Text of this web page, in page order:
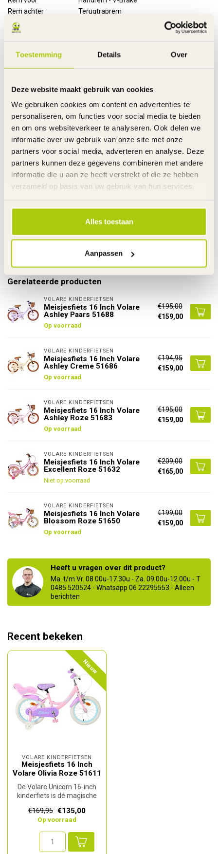
Toestemming Details Over
Deze website maakt gebruik van cookies
We gebruiken cookies om content en advertenties te
personaliseren, om functies voor social media te bieden
en om ons websiteverkeer te analyseren. Ook delen we
informatie over uw gebruik van onze site met onze
partners voor social media, adverteren en analyse. Deze
partners kunnen deze gegevens combineren met andere
informatie die u aan ze heeft verstrekt of die ze hebben
verzameld op basis van uw gebruik van hun services.
Alles toestaan
Aanpassen
Rem achter
Terugtraprem
Handvatten
Banden
Spatborden
Kunststof
Kettingkast
Zijwielen
Kunststof
Bel
Metaal - zilver
Voor - gevlochten kunststof
Reflectoren
Verstelbaar
Gewicht product
11 kg
Voor gemonteerd
85%
Inclusief
Handleiding
Garantie
2 Jaar m.u.v. slijtageonderdelen
Links
De gehele rubriek Meisjesfiets 16 Inch
Gerelateerde producten
VOLARE KINDERFIETSEN
Meisjesfiets 16 Inch Volare
Ashley Paars 51688
Op voorraad
€195,00
€159,00
VOLARE KINDERFIETSEN
Meisjesfiets 16 Inch Volare
Ashley Creme 51686
Op voorraad
€194,95
€159,00
VOLARE KINDERFIETSEN
Meisjesfiets 16 Inch Volare
Ashley Roze 51683
Op voorraad
€195,00
€159,00
VOLARE KINDERFIETSEN
Meisjesfiets 16 Inch Volare
Excellent Roze 51632
Niet op voorraad
€209,00
€165,00
VOLARE KINDERFIETSEN
Meisjesfiets 16 Inch Volare
Blossom Roze 51650
Op voorraad
€199,00
€159,00
Heeft u vragen over dit product?
Ma. t/m Vr. 08.00u-17.30u - Za. 09.00u-12.00u - T
0485 520524 - Whatsapp 06 22295553 - Alleen
berichten
Recent bekeken
Nieuw
VOLARE KINDERFIETSEN
Meisjesfiets 16 Inch
Volare Olivia Roze 51611
De Volare Unicorn 16-inch
kinderfiets is dé magische
€169,95 €135,00
Op voorraad